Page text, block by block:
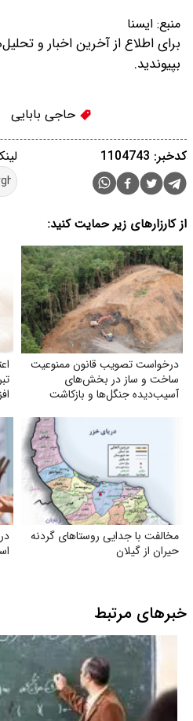
منبع: ایسنا
برای اطلاع از آخرین اخبار و
بپیوندید.
حاجی بابایی
کدخبر: 1104743
از کارزارهای زیر حمایت کنید:
درخواست تصویب قانون ممنوعیت
ساخت و ساز در بخش‌های
آسیب‌دیده جنگل‌ها و بازکاشت
مخالفت با جدایی روستاهای گردنه
حیران از گیلان
خبرهای مرتبط